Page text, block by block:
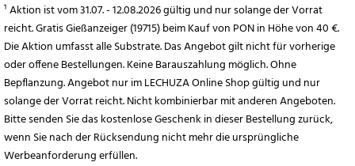
¹ Aktion ist vom 31.07. - 12.08.2026 gültig und nur solange der Vorrat
reicht. Gratis Gießanzeiger (19715) beim Kauf von PON in Höhe von 40 €.
Die Aktion umfasst alle Substrate. Das Angebot gilt nicht für vorherige
oder offene Bestellungen. Keine Barauszahlung möglich. Ohne
Bepflanzung. Angebot nur im LECHUZA Online Shop gültig und nur
solange der Vorrat reicht. Nicht kombinierbar mit anderen Angeboten.
Bitte senden Sie das kostenlose Geschenk in dieser Bestellung zurück,
wenn Sie nach der Rücksendung nicht mehr die ursprüngliche
Werbeanforderung erfüllen.